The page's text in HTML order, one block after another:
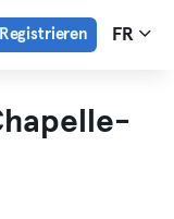
Registrieren FR